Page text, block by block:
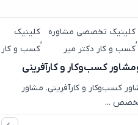
,
کلینیک تخصصی مشاوره
کسب و کار دکتر میر
,
کلینیک
کسب و کار
کسب‌وکار و کارآفرینی
کسب‌وکار و کارآفرینی. مشاور
...